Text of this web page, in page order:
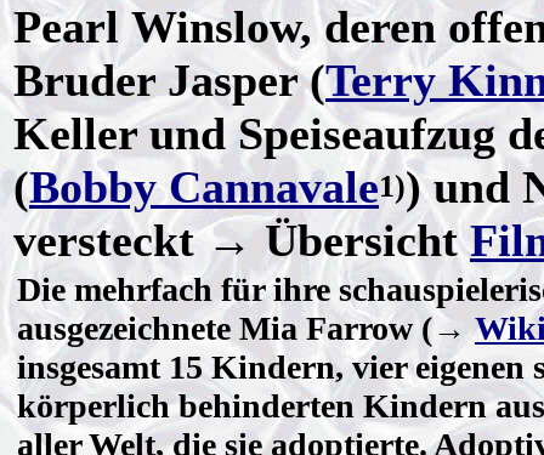
Pearl Winslow, deren
Bruder Jasper (Terry
Keller und Speiseaufzug
(Bobby Cannavale1)) und
versteckt → Übersicht
Die mehrfach für ihre
ausgezeichnete Mia Farrow (→
insgesamt 15 Kindern, vier eigenen
körperlich behinderten Kindern
aller Welt, die sie adoptierte.